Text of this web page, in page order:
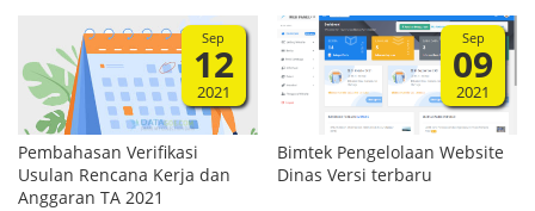
Sep
12
2021
Pembahasan Verifikasi
Usulan Rencana Kerja dan
Anggaran TA 2021
Sep
09
2021
Bimtek Pengelolaan Website
Dinas Versi terbaru